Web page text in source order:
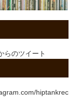
らのツイート
hiptankrec